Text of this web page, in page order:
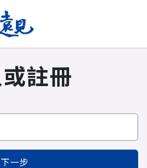
註冊
下一步